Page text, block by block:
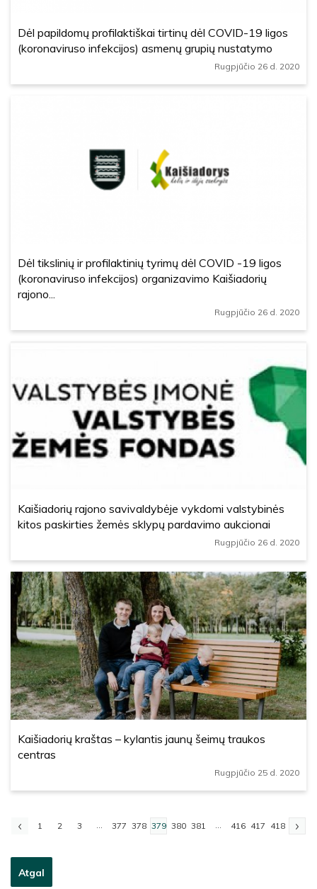
Dėl papildomų profilaktiškai tirtinų dėl COVID-19 ligos
(koronaviruso infekcijos) asmenų grupių nustatymo
Rugpjūčio 26 d. 2020
Dėl tikslinių ir profilaktinių tyrimų dėl COVID -19 ligos
(koronaviruso infekcijos) organizavimo Kaišiadorių
rajono...
Rugpjūčio 26 d. 2020
Kaišiadorių rajono savivaldybėje vykdomi valstybinės
kitos paskirties žemės sklypų pardavimo aukcionai
Rugpjūčio 26 d. 2020
Kaišiadorių kraštas – kylantis jaunų šeimų traukos
centras
Rugpjūčio 25 d. 2020
1 2 3 ... 377 378 379 380 381 ... 416 417 418
Atgal